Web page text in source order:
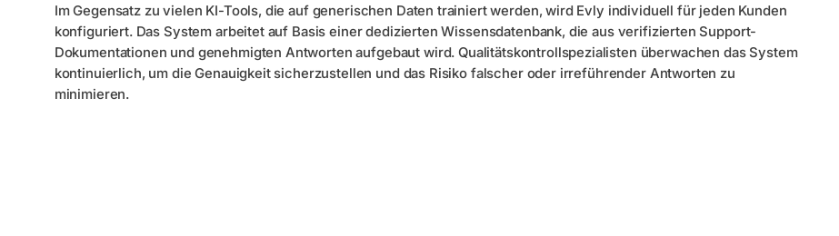
Im Gegensatz zu vielen KI-Tools, die auf generischen Daten trainiert werden, wird Evly individuell für jeden Kunden
konfiguriert. Das System arbeitet auf Basis einer dedizierten Wissensdatenbank, die aus verifizierten Support-
Dokumentationen und genehmigten Antworten aufgebaut wird. Qualitätskontrollspezialisten überwachen das System
kontinuierlich, um die Genauigkeit sicherzustellen und das Risiko falscher oder irreführender Antworten zu
minimieren.